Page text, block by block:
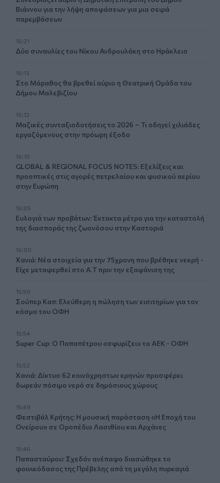
Βιάννου για την λήψη αποφάσεων για μια σειρά
παρεμβάσεων
16:21
Δύο συναυλίες του Νίκου Ανδρουλάκη στο Ηράκλειο
16:13
Στο Μάραθος θα βρεθεί αύριο η Θεατρική Ομάδα του
Δήμου Μαλεβιζίου
16:12
Μαζικές συνταξιοδοτήσεις το 2026 – Τι οδηγεί χιλιάδες
εργαζόμενους στην πρόωρη έξοδο
16:10
GLOBAL & REGIONAL FOCUS NOTES: Εξελίξεις και
προοπτικές στις αγορές πετρελαίου και φυσικού αερίου
στην Ευρώπη
16:05
Ευλογιά των προβάτων: Έκτακτα μέτρα για την καταστολή
της διασποράς της ζωονόσου στην Καστοριά
16:00
Χανιά: Νέα στοιχεία για την 75χρονη που βρέθηκε νεκρή -
Είχε μεταφερθεί στο Α.Τ πριν την εξαφάνιση της
15:59
Σούπερ Καπ: Ελεύθερη η πώληση των εισιτηρίων για τον
κόσμο του ΟΦΗ
15:54
Super Cup: Ο Παπαπέτρου «σφυρίζει» το ΑΕΚ - ΟΦΗ
15:52
Χανιά: Δίκτυο 62 κοινόχρηστων κρηνών προσφέρει
δωρεάν πόσιμο νερό σε δημόσιους χώρους
15:49
Φεστιβάλ Κρήτης: Η μουσική παράσταση «Η Εποχή του
Ονείρου» σε Οροπέδιο Λασιθίου και Αρχάνες
15:46
Παπασταύρου: Σχεδόν ανέπαφο διασώθηκε το
φοινικόδασος της Πρέβελης από τη μεγάλη πυρκαγιά